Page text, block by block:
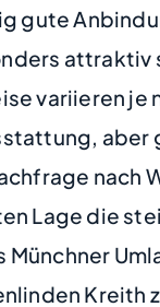
gute
attraktiv
variieren je
aber
nach
Lage die
Münchner
Kreith